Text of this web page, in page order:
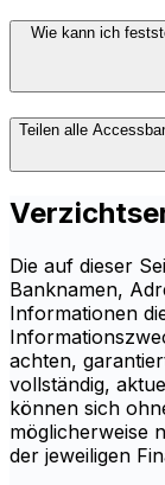
Wie kann ich
Teilen alle
Die auf dieser
Banknamen,
Informationen
achten,
vollständig,
können sich
möglicherweise
der jeweiligen